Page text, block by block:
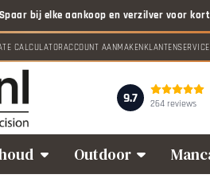
CALCULATORACCOUNT AANMAKENKLANTENSERVICE
9.7 264 reviews
Outdoor